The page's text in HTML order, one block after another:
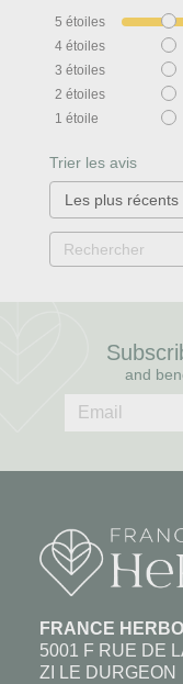
5 étoiles
4 étoiles
3 étoiles
2 étoiles
1 étoile
Trier les avis
and
FRANCE
5001 F RUE DE
ZI LE DURGEON